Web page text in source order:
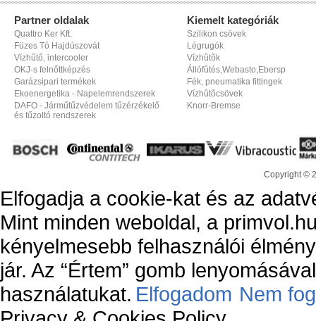
Partner oldalak
Quattro Ker Kft.
Füzes Tó Hajdúszovát
Vízhűtő, intercooler
OKJ-s felnőttképzés
Garázsipari termékek
Ekoenergetika - Napelemrendszerek
DAFO - Járműtűzvédelem tűzérzékelő
és tűzoltó rendszerek
Kiemelt kategóriák
Szilikon csövek
Légrugók
Vízhûtõk
Állófûtés,Webasto,Ebersp
Fék, pneumatika fittingek
Vízhûtõcsövek
Knorr-Bremse
Copyright ©
Elfogadja a cookie-kat és az
Mint minden weboldal, a
kényelmesebb felhasználói
jár. Az “Értem” gomb
használatukat. Elfogadom Nem